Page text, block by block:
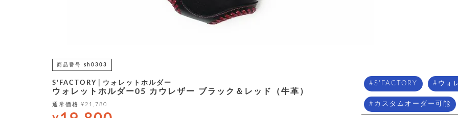
商品番号 sh0303
S'FACTORY│ウォレットホルダー
ウォレットホルダー05 カウレザー ブラック＆レッド（牛革）
通常価格 ¥ 21,780
S'FACTORY ウォ
カスタムオーダー可能